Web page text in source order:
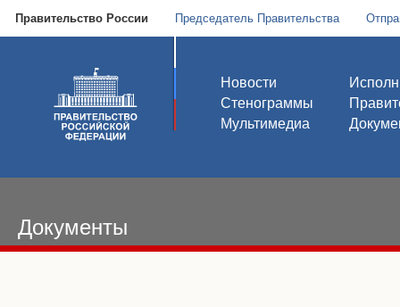
Правительство России Председатель Правительства
Новости
Стенограммы
Мультимедиа
Документы